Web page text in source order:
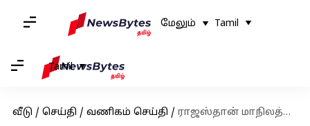
மேலும் Tamil
Tamil
வீடு / செய்தி / வணிகம் செய்தி / ராஜஸ்தான் மாநிலத்தில் ₹7.5 லட்சம் கோடி முதலீடு செய்வதாக அதானி குழுமம் அறிவிப்பு